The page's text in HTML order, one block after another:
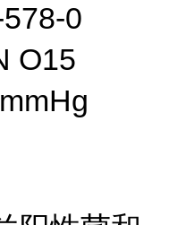
0
O15